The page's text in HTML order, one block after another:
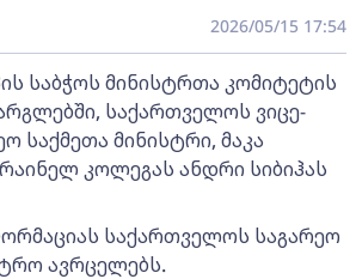
2026/05/15 17:54
საბჭოს მინისტრთა კომიტეტის
საქართველოს ვიცე-
საქმეთა მინისტრი, მაკა
კოლეგას ანდრი სიბიჰას
საქართველოს საგარეო
ავრცელებს.